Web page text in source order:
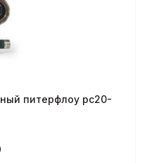
питерфлоу рс20-